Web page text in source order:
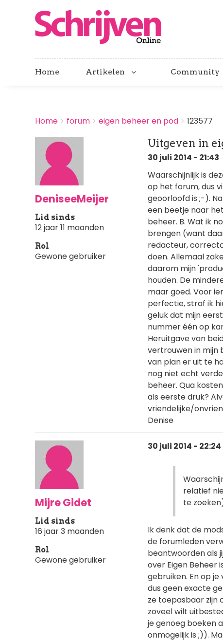
Home Artikelen Community
BREADCRUMBS
You
here:
Home forum eigen beheer en pod 123577
DeniseeMeijer
Lid sinds
12 jaar 11 maanden
Rol
Gewone gebruiker
Uitgeven in
30 juli 2014 - 21:43
Waarschijnlijk is
op het forum, dus
geoorloofd is ;-).
een beetje naar
beheer. B. Wat ik
brengen (want
redacteur,
doen. Allemaal
daarom mijn
houden. De
maar goed. Voor
perfectie, straf ik
geluk dat mijn
nummer één op
Heruitgave van
vertrouwen in mijn
van plan er uit te
nog niet echt
beheer. Qua
als eerste druk?
vriendelijke/
Denise
Mijre Gidet
Lid sinds
16 jaar 3 maanden
Rol
Gewone gebruiker
30 juli 2014 - 22:24
relatief
te
Ik denk dat de
de forumleden
beantwoorden als
over Eigen Beheer
gebruiken. En op
dus geen exacte
ze toepasbaar zijn
zoveel wilt
je genoeg boeken
onmogelijk is ;)).